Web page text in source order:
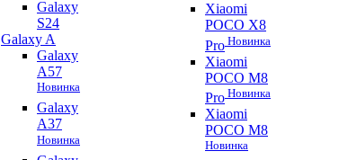
Galaxy
S24
Galaxy A
Galaxy
A57
Новинка
Galaxy
A37
Новинка
Xiaomi
POCO X8
Pro Новинка
Xiaomi
POCO M8
Pro Новинка
Xiaomi
POCO M8
Новинка